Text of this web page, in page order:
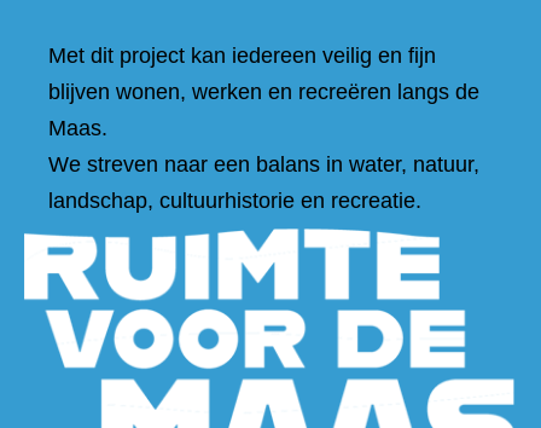
Met dit project kan iedereen veilig en fijn
blijven wonen, werken en recreëren langs de
Maas.
We streven naar een balans in water, natuur,
landschap, cultuurhistorie en recreatie.